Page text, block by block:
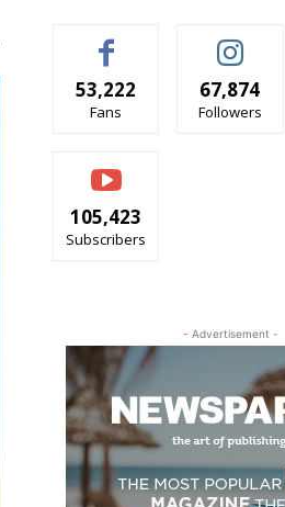
53,222
Fans
67,874
Followers
105,423
Subscribers
- Advertisement -